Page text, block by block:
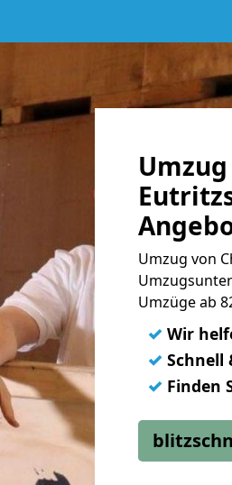
Umzug von
Umzüge ab
✓ Wir
✓ Schnell
✓ Finden